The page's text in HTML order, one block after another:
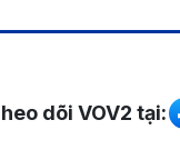
Mạng xã
dõi VOV2 tại: